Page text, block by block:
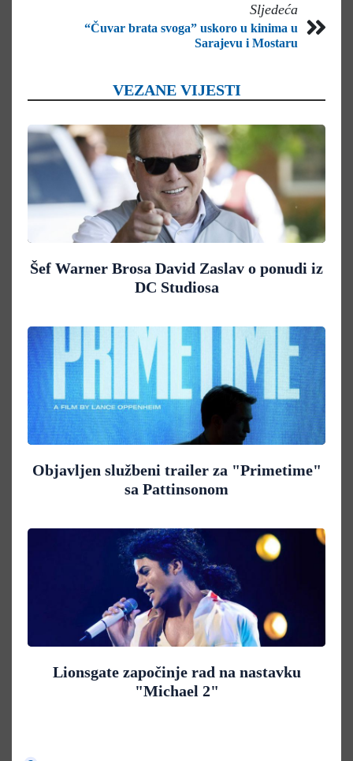
Sljedeća
“Čuvar brata svoga” uskoro u kinima u
Sarajevu i Mostaru
VEZANE VIJESTI
Šef Warner Brosa David Zaslav o ponudi iz
DC Studiosa
Objavljen službeni trailer za "Primetime"
sa Pattinsonom
Lionsgate započinje rad na nastavku
"Michael 2"